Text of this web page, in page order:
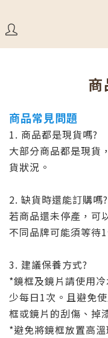
商品常見問題
1. 商品都是現貨嗎?
大部分商品都是現貨
貨狀況。
2. 缺貨時還能訂購嗎
若商品還未停產，可
不同品牌可能須等待
3. 建議保養方式?
*鏡框及鏡片請使用
少每日1次。且避免
框或鏡片的刮傷、掉
*避免將鏡框放置高